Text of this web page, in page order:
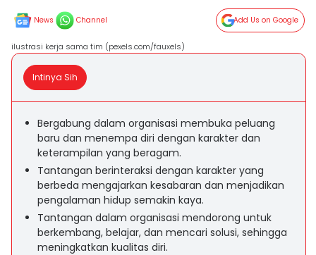
News Channel Add Us on Google
ilustrasi kerja sama tim (pexels.com/fauxels)
Intinya Sih
Bergabung dalam organisasi membuka peluang
baru dan menempa diri dengan karakter dan
keterampilan yang beragam.
Tantangan berinteraksi dengan karakter yang
berbeda mengajarkan kesabaran dan menjadikan
pengalaman hidup semakin kaya.
Tantangan dalam organisasi mendorong untuk
berkembang, belajar, dan mencari solusi, sehingga
meningkatkan kualitas diri.